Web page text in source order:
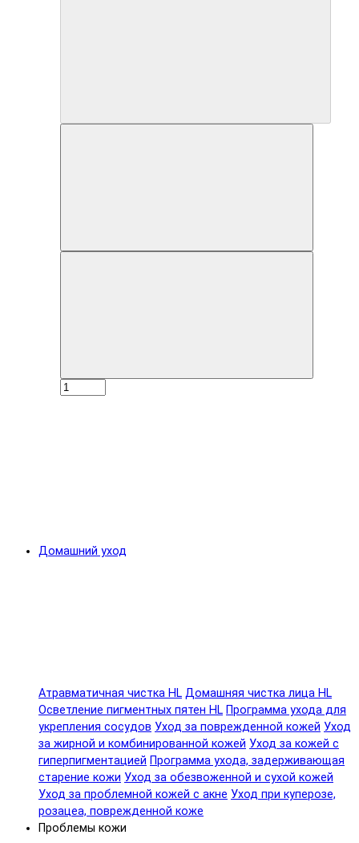
Домашний уход
Атравматичная чистка HL Домашняя чистка лица HL
Осветление пигментных пятен HL Программа ухода для
укрепления сосудов Уход за поврежденной кожей Уход
за жирной и комбинированной кожей Уход за кожей с
гиперпигментацией Программа ухода, задерживающая
старение кожи Уход за обезвоженной и сухой кожей
Уход за проблемной кожей с акне Уход при куперозе,
розацеа, поврежденной коже
Проблемы кожи